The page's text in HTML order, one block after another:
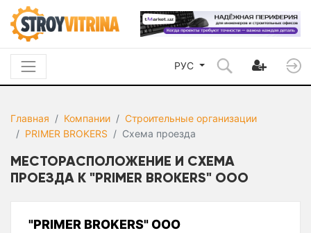
РУС
Главная Компании
Строительные организации
PRIMER BROKERS
Схема проезда
МЕСТОРАСПОЛОЖЕНИЕ И СХЕМА
ПРОЕЗДА К "PRIMER BROKERS" ООО
"PRIMER BROKERS" ООО